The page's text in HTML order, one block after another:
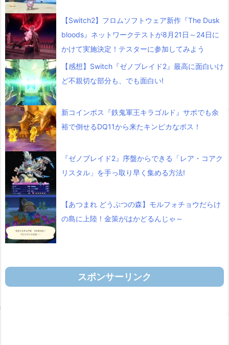
【Switch2】フロムソフトウェア新作『The Dusk
bloods』ネットワークテストが8月21日～24日に
かけて実施決定！テスターに参加してみよう
【感想】Switch『ゼノブレイド2』最高に面白いけ
ど不親切な部分も、でも面白い!
新コインボス『鉄鬼軍王キラゴルド』サポでも余
裕で倒せるDQ11から来たキンピカなボス！
『ゼノブレイド2』序盤からできる「レア・コアク
リスタル」を手っ取り早く集める方法!
【あつまれ どうぶつの森】モルフォチョウだらけ
の島に上陸！金策がはかどるんじゃ～
スポンサーリンク